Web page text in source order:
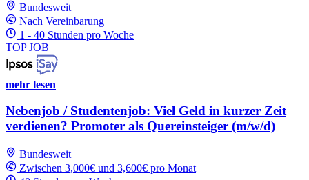
Bundesweit
Nach Vereinbarung
1 - 40 Stunden pro Woche
TOP JOB
mehr lesen
Nebenjob / Studentenjob: Viel Geld in kurzer Zeit
verdienen? Promoter als Quereinsteiger (m/w/d)
Bundesweit
Zwischen 3,000€ und 3,600€ pro Monat